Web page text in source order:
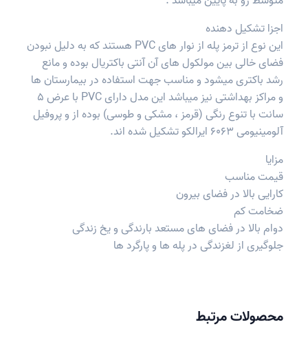
اجزا تشکیل دهنده
این نوع از ترمز پله از نوار های PVC هستند که به دلیل نبودن
فضای خالی بین مولکول های آن آنتی باکتریال بوده و مانع
رشد باکتری میشود و مناسب جهت استفاده در بیمارستان ها
و مراکز بهداشتی نیز میباشد این مدل دارای PVC با عرض 5
سانت با تنوع رنگی (قرمز ، مشکی و طوسی) بوده از و پروفیل
آلومینیومی 6063 ایرالکو تشکیل شده اند.
مزایا
قیمت مناسب
کارایی بالا در فضای بیرون
ضخامت کم
دوام بالا در فضای های مستعد بارندگی و یخ زندگی
جلوگیری از لغزندگی در پله ها و پارگرد ها
محصولات مرتبط